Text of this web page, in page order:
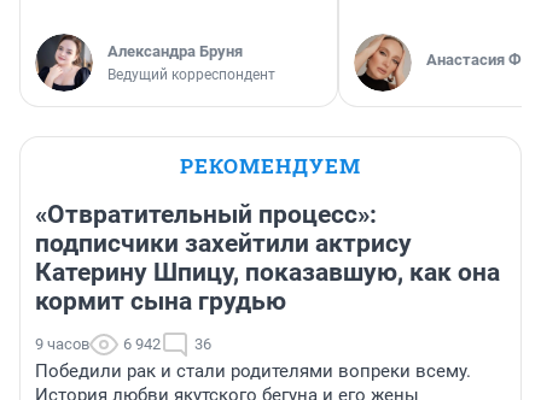
Александра Бруня
Ведущий корреспондент
Анастасия
РЕКОМЕНДУЕМ
«Отвратительный процесс»:
подписчики захейтили актрису
Катерину Шпицу, показавшую, как она
кормит сына грудью
9 часов 6 942 36
Победили рак и стали родителями вопреки всему.
История любви якутского бегуна и его жены